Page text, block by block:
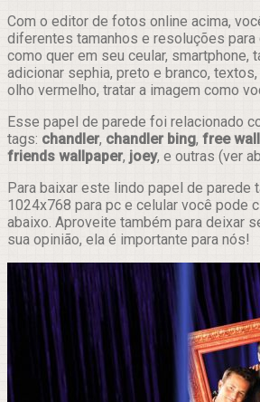
Com o editor de fotos online acima,
diferentes tamanhos e resoluções para
como quer em seu ceular, smartphone,
adicionar sephia, preto e branco,
olho vermelho, tratar a imagem como
Esse papel de parede foi relacionado
tags: chandler, chandler bing, free
friends wallpaper, joey, e outras (ver
Para baixar este lindo papel de parede
1024x768 para pc e celular você pode
abaixo. Aproveite também para deixar
sua opinião, ela é importante para nós!